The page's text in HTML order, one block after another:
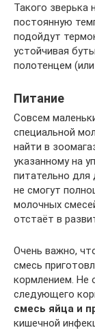
Такого зверька
постоянную
подойдут
устойчивая
полотенцем
Питание
Совсем
специальной
найти в
указанному на
питательно
не смогут
молочных
отстаёт в
Очень важно,
смесь
кормлением. Не
следующего
смесь яйца и
кишечной